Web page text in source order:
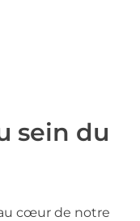
sein du
cœur de notre